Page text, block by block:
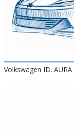
Volkswagen ID.